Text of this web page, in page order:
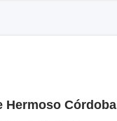
Hermoso Córdoba